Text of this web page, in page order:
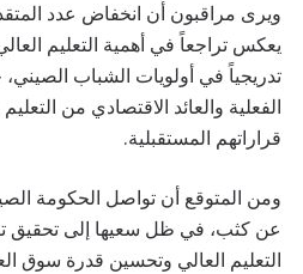
ويرى مراقبون أن انخفاض عدد
يعكس تراجعاً في أهمية التعليم
تدريجياً في أولويات الشباب
الفعلية والعائد الاقتصادي من
قراراتهم المستقبلية.
ومن المتوقع أن تواصل الحكومة
عن كثب، في ظل سعيها إلى تحقيق
التعليم العالي وتحسين قدرة سوق